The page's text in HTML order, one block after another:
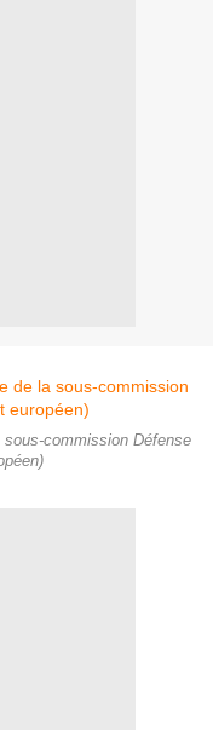
commission Défense